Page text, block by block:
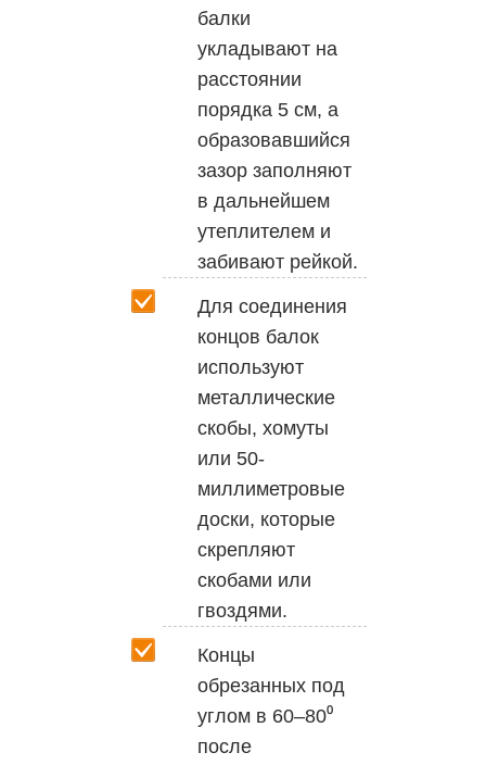
балки
укладывают на
расстоянии
порядка 5 см, а
образовавшийся
зазор заполняют
в дальнейшем
утеплителем и
забивают рейкой.
Для соединения
концов балок
используют
металлические
скобы, хомуты
или 50-
миллиметровые
доски, которые
скрепляют
скобами или
гвоздями.
Концы
обрезанных под
углом в 60–80⁰
после